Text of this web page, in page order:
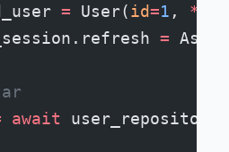
= User(id=1 , **
=
await